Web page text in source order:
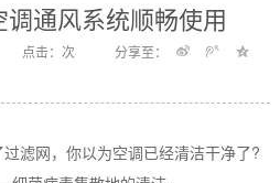
通风系统顺畅使用
点击：次 分享至：
网，你以为空调已经清洁干净了?